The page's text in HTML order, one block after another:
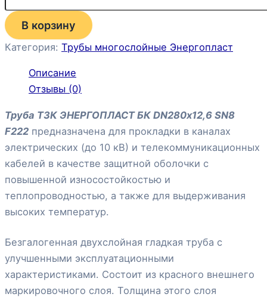
В корзину
Категория: Трубы многослойные Энергопласт
Описание
Отзывы (0)
Труба ТЗК ЭНЕРГОПЛАСТ БК DN280х12,6 SN8
F222 предназначена для прокладки в каналах
электрических (до 10 кВ) и телекоммуникационных
кабелей в качестве защитной оболочки с
повышенной износостойкостью и
теплопроводностью, а также для выдерживания
высоких температур.
Безгалогенная двухслойная гладкая труба с
улучшенными эксплуатационными
характеристиками. Состоит из красного внешнего
маркировочного слоя. Толщина этого слоя